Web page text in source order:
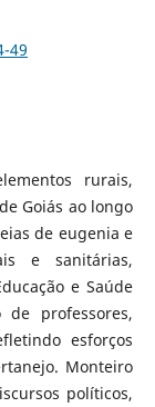
49
rurais,
Goiás ao longo
de eugenia e
e sanitárias,
e Saúde
professores,
esforços
Monteiro
políticos,